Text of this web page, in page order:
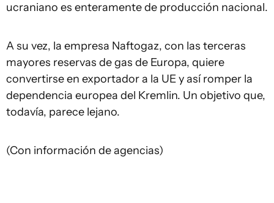
ucraniano es enteramente de producción nacional.
A su vez, la empresa Naftogaz, con las terceras
mayores reservas de gas de Europa, quiere
convertirse en exportador a la UE y así romper la
dependencia europea del Kremlin. Un objetivo que,
todavía, parece lejano.
(Con información de agencias)